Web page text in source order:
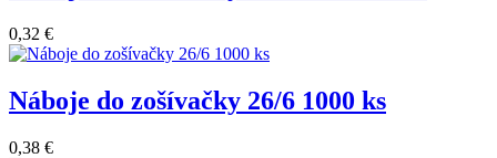
0,32 €
Náboje do zošívačky 26/6 1000 ks
0,38 €